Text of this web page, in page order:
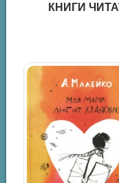
КНИГИ